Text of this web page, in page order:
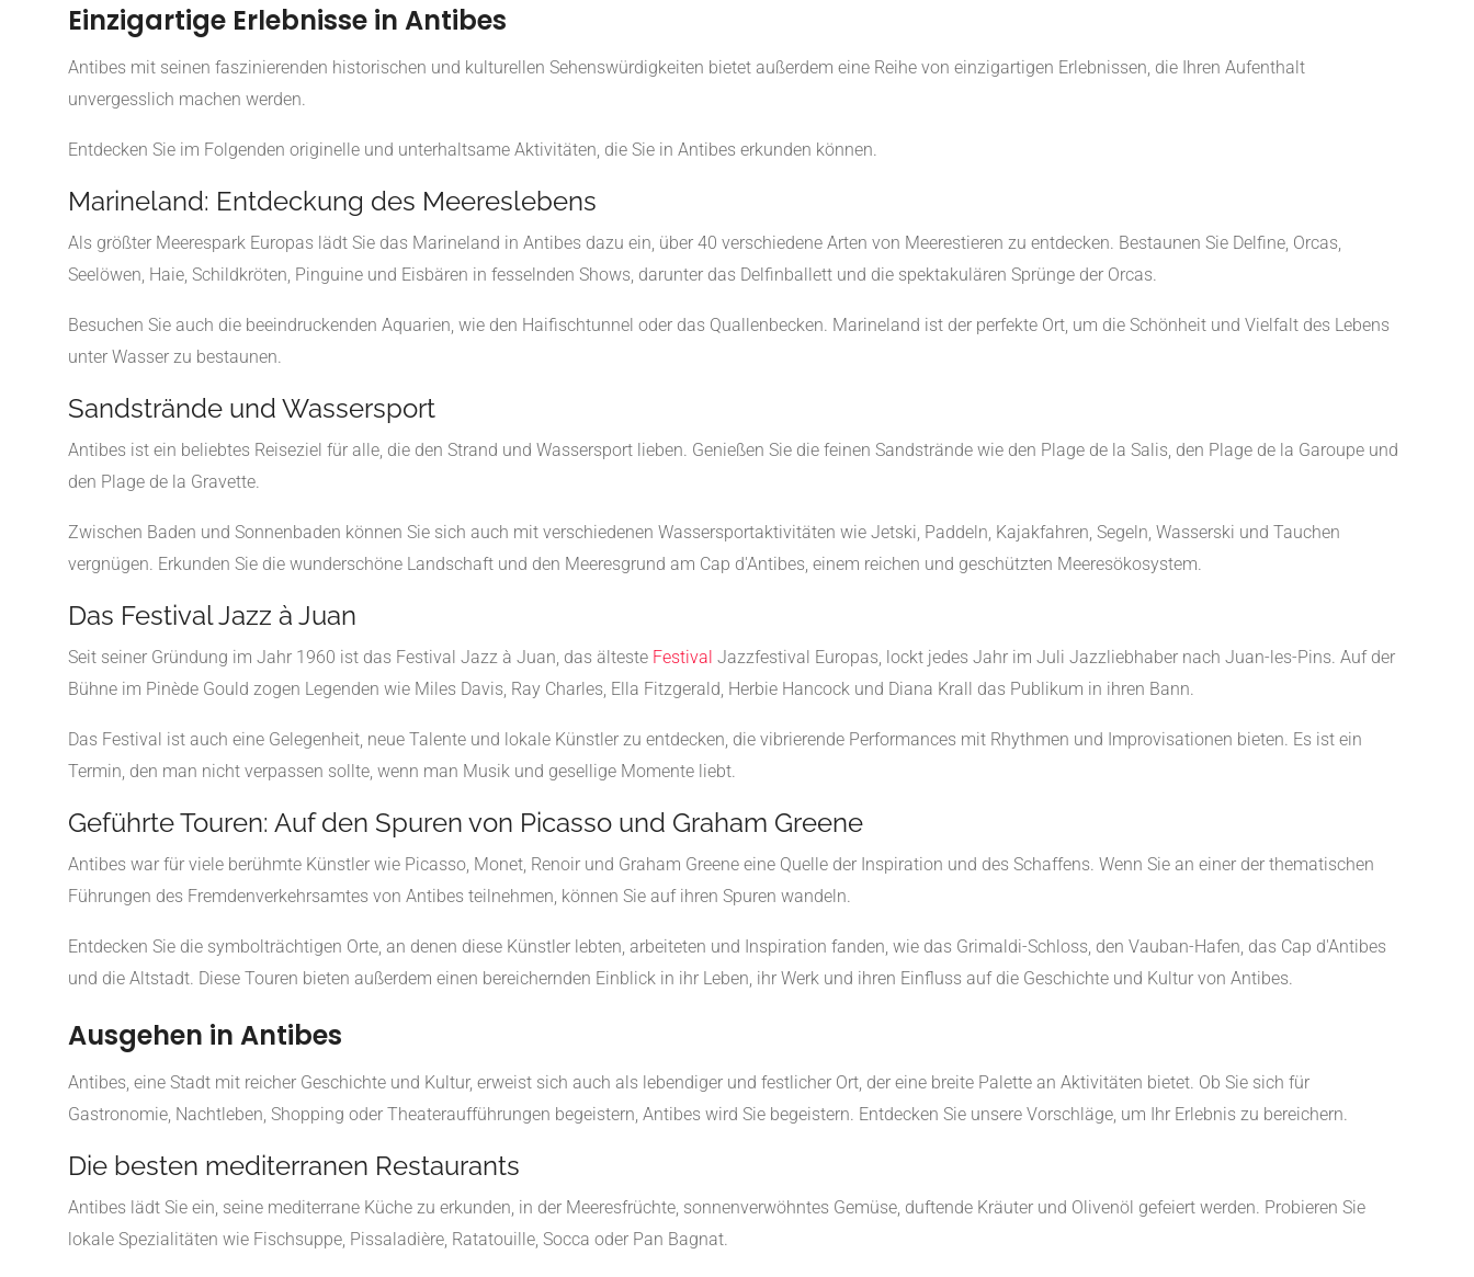
Einzigartige Erlebnisse in Antibes
Antibes mit seinen faszinierenden historischen und kulturellen Sehenswürdigkeiten bietet außerdem eine Reihe von einzigartigen Erlebnissen, die Ihren Aufenthalt
unvergesslich machen werden.
Entdecken Sie im Folgenden originelle und unterhaltsame Aktivitäten, die Sie in Antibes erkunden können.
Marineland: Entdeckung des Meereslebens
Als größter Meerespark Europas lädt Sie das Marineland in Antibes dazu ein, über 40 verschiedene Arten von Meerestieren zu entdecken. Bestaunen Sie Delfine, Orcas,
Seelöwen, Haie, Schildkröten, Pinguine und Eisbären in fesselnden Shows, darunter das Delfinballett und die spektakulären Sprünge der Orcas.
Besuchen Sie auch die beeindruckenden Aquarien, wie den Haifischtunnel oder das Quallenbecken. Marineland ist der perfekte Ort, um die Schönheit und Vielfalt des Lebens
unter Wasser zu bestaunen.
Sandstrände und Wassersport
Antibes ist ein beliebtes Reiseziel für alle, die den Strand und Wassersport lieben. Genießen Sie die feinen Sandstrände wie den Plage de la Salis, den Plage de la Garoupe und
den Plage de la Gravette.
Zwischen Baden und Sonnenbaden können Sie sich auch mit verschiedenen Wassersportaktivitäten wie Jetski, Paddeln, Kajakfahren, Segeln, Wasserski und Tauchen
vergnügen. Erkunden Sie die wunderschöne Landschaft und den Meeresgrund am Cap d'Antibes, einem reichen und geschützten Meeresökosystem.
Das Festival Jazz à Juan
Seit seiner Gründung im Jahr 1960 ist das Festival Jazz à Juan, das älteste Festival Jazzfestival Europas, lockt jedes Jahr im Juli Jazzliebhaber nach Juan-les-Pins. Auf der
Bühne im Pinède Gould zogen Legenden wie Miles Davis, Ray Charles, Ella Fitzgerald, Herbie Hancock und Diana Krall das Publikum in ihren Bann.
Das Festival ist auch eine Gelegenheit, neue Talente und lokale Künstler zu entdecken, die vibrierende Performances mit Rhythmen und Improvisationen bieten. Es ist ein
Termin, den man nicht verpassen sollte, wenn man Musik und gesellige Momente liebt.
Geführte Touren: Auf den Spuren von Picasso und Graham Greene
Antibes war für viele berühmte Künstler wie Picasso, Monet, Renoir und Graham Greene eine Quelle der Inspiration und des Schaffens. Wenn Sie an einer der thematischen
Führungen des Fremdenverkehrsamtes von Antibes teilnehmen, können Sie auf ihren Spuren wandeln.
Entdecken Sie die symbolträchtigen Orte, an denen diese Künstler lebten, arbeiteten und Inspiration fanden, wie das Grimaldi-Schloss, den Vauban-Hafen, das Cap d'Antibes
und die Altstadt. Diese Touren bieten außerdem einen bereichernden Einblick in ihr Leben, ihr Werk und ihren Einfluss auf die Geschichte und Kultur von Antibes.
Ausgehen in Antibes
Antibes, eine Stadt mit reicher Geschichte und Kultur, erweist sich auch als lebendiger und festlicher Ort, der eine breite Palette an Aktivitäten bietet. Ob Sie sich für
Gastronomie, Nachtleben, Shopping oder Theateraufführungen begeistern, Antibes wird Sie begeistern. Entdecken Sie unsere Vorschläge, um Ihr Erlebnis zu bereichern.
Die besten mediterranen Restaurants
Antibes lädt Sie ein, seine mediterrane Küche zu erkunden, in der Meeresfrüchte, sonnenverwöhntes Gemüse, duftende Kräuter und Olivenöl gefeiert werden. Probieren Sie
lokale Spezialitäten wie Fischsuppe, Pissaladière, Ratatouille, Socca oder Pan Bagnat.